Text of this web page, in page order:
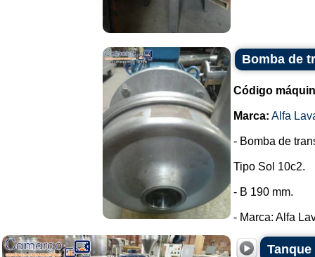
Bomba de
Código
Marca: Alfa
- Bomba de
Tipo Sol 10c2.
- B 190 mm.
- Marca: Alfa